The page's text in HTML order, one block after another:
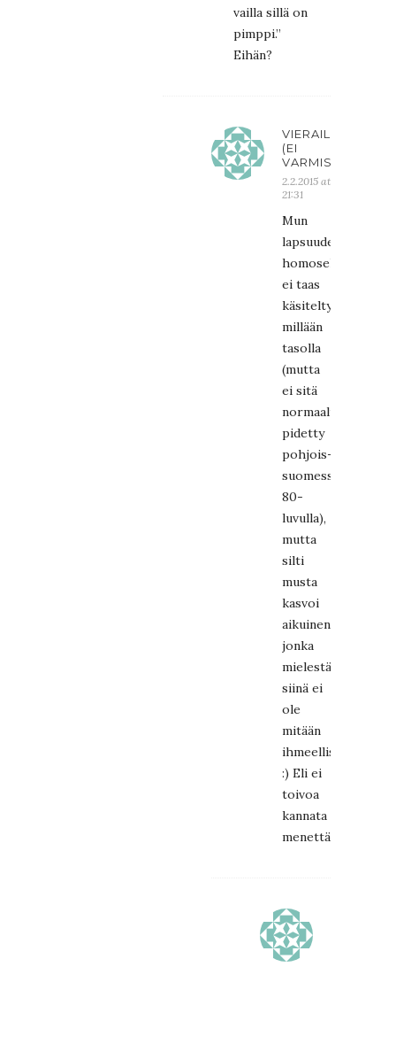
vailla sillä on
pimppi.”
Eihän?
VIERAILIJA
(EI
VARMISTETTU)
2.2.2015 at
21:31
Mun
lapsuudessa
ei taas
käsitelty
millään
tasolla
(mutta
ei sitä
normaalinakaan
pidetty
pohjois-
suomessa
80-
luvulla),
mutta
silti
musta
kasvoi
aikuinen,
jonka
mielestä
siinä ei
ole
mitään
ihmeellistä
:) Eli ei
toivoa
kannata
menettää.